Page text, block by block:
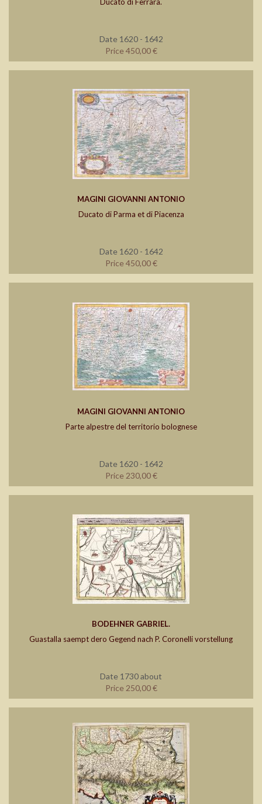
Ducato di Ferrara.
Date 1620 - 1642
Price 450,00 €
MAGINI GIOVANNI ANTONIO
Ducato di Parma et di Piacenza
Date 1620 - 1642
Price 450,00 €
MAGINI GIOVANNI ANTONIO
Parte alpestre del territorio bolognese
Date 1620 - 1642
Price 230,00 €
BODEHNER GABRIEL.
Guastalla saempt dero Gegend nach P. Coronelli vorstellung
Date 1730 about
Price 250,00 €